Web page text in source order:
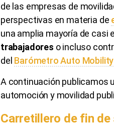
de las empresas de
perspectivas en materia de
una amplia mayoría de casi
trabajadores o incluso
del Barómetro Auto
A continuación publicamos
automoción y movilidad
Carretillero de fin de